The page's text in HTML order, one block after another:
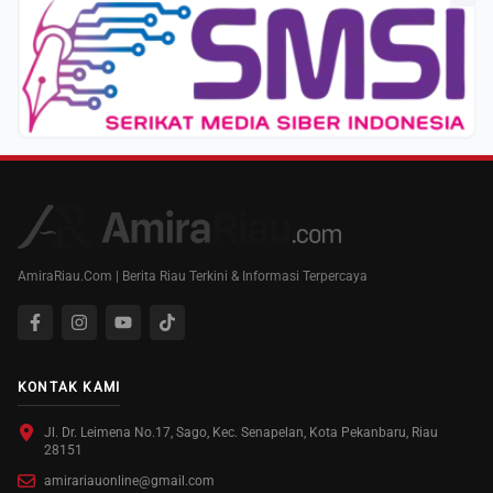
AmiraRiau.Com | Berita Riau Terkini & Informasi Terpercaya
KONTAK KAMI
Jl. Dr. Leimena No.17, Sago, Kec. Senapelan, Kota Pekanbaru, Riau
28151
amirariauonline@gmail.com